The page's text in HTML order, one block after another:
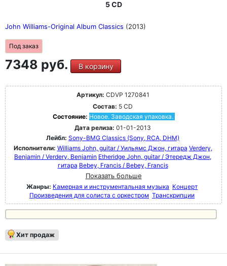
5 CD
John Williams-Original Album Classics (2013)
Под заказ
7348 руб. В корзину
Артикул: CDVP 1270841
Состав: 5 CD
Состояние: Новое. Заводская упаковка.
Дата релиза: 01-01-2013
Лейбл: Sony-BMG Classics (Sony, RCA, DHM)
Исполнители: Williams John, guitar / Уильямс Джон, гитара Verdery,
Benjamin / Verdery, Benjamin Etheridge John, guitar / Этередж Джон,
гитара Bebey, Francis / Bebey, Francis
Показать больше
Жанры: Камерная и инструментальная музыка Концерт
Произведения для солиста с оркестром Транскрипции
Хит продаж